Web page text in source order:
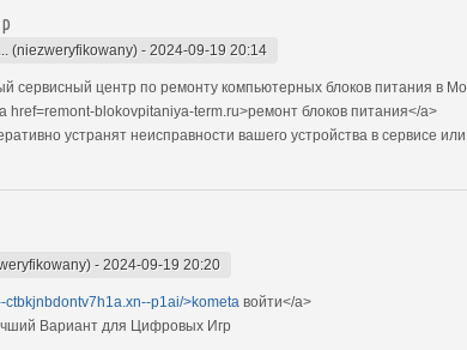
(niezweryfikowany) - 2024-09-19 20:14
сервисный центр по ремонту компьютерных блоков питания в
href=remont-blokovpitaniya-term.ru>ремонт блоков питания</a>
устранят неисправности вашего устройства в сервисе
- 2024-09-19 20:20
ctbkjnbdontv7h1a.xn--p1ai/>kometa войти</a>
Вариант для Цифровых Игр